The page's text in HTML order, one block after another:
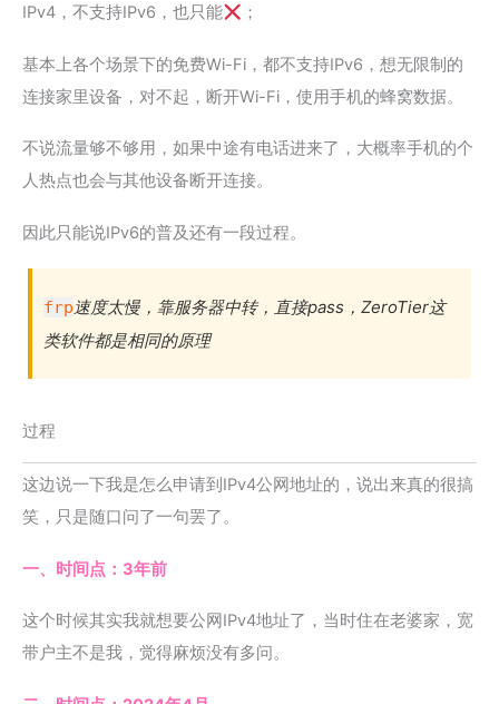
IPv4，不支持IPv6，也只能
；
基本上各个场景下的免费Wi-Fi，都不支持IPv6，想无限制的
连接家里设备，对不起，断开Wi-Fi，使用手机的蜂窝数据。
不说流量够不够用，如果中途有电话进来了，大概率手机的个
人热点也会与其他设备断开连接。
因此只能说IPv6的普及还有一段过程。
frp速度太慢，靠服务器中转，直接pass，ZeroTier这
类软件都是相同的原理
过程
这边说一下我是怎么申请到IPv4公网地址的，说出来真的很搞
笑，只是随口问了一句罢了。
一、时间点：3年前
这个时候其实我就想要公网IPv4地址了，当时住在老婆家，宽
带户主不是我，觉得麻烦没有多问。